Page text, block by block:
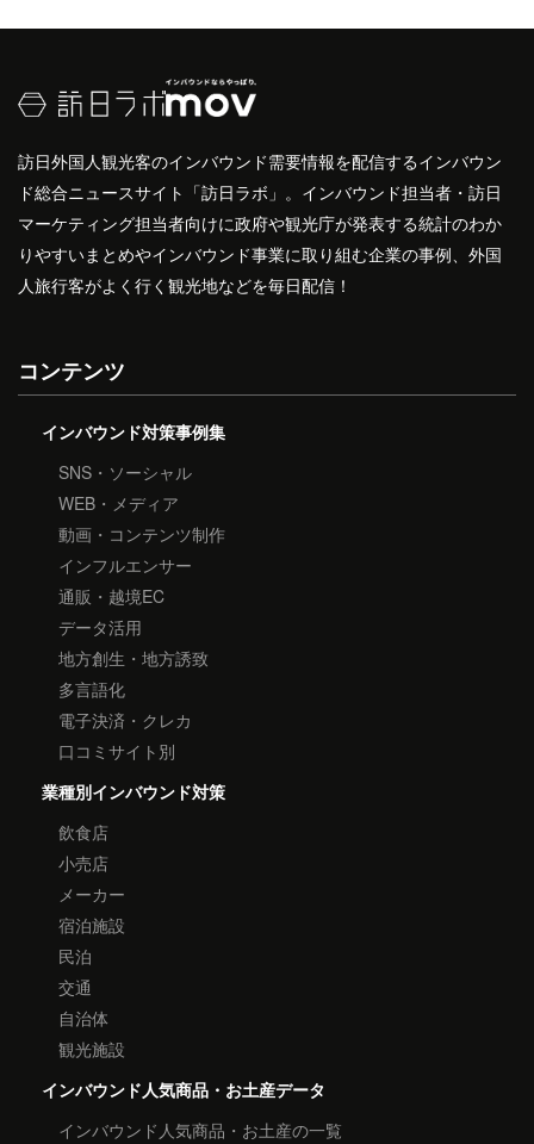
訪日外国人観光客のインバウンド需要情報を配信するインバウン
ド総合ニュースサイト「訪日ラボ」。インバウンド担当者・訪日
マーケティング担当者向けに政府や観光庁が発表する統計のわか
りやすいまとめやインバウンド事業に取り組む企業の事例、外国
人旅行客がよく行く観光地などを毎日配信！
コンテンツ
インバウンド対策事例集
SNS・ソーシャル
WEB・メディア
動画・コンテンツ制作
インフルエンサー
通販・越境EC
データ活用
地方創生・地方誘致
多言語化
電子決済・クレカ
口コミサイト別
業種別インバウンド対策
飲食店
小売店
メーカー
宿泊施設
民泊
交通
自治体
観光施設
インバウンド人気商品・お土産データ
インバウンド人気商品・お土産の一覧